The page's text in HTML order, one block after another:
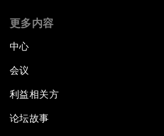
更多内容
中心
会议
利益相关方
论坛故事